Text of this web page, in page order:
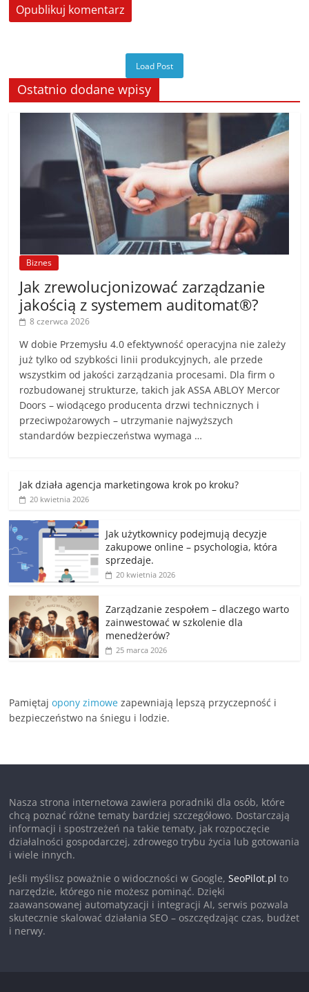
Load Post
Ostatnio dodane wpisy
Biznes
Jak zrewolucjonizować zarządzanie
jakością z systemem auditomat®?
8 czerwca 2026
W dobie Przemysłu 4.0 efektywność operacyjna nie zależy
już tylko od szybkości linii produkcyjnych, ale przede
wszystkim od jakości zarządzania procesami. Dla firm o
rozbudowanej strukturze, takich jak ASSA ABLOY Mercor
Doors – wiodącego producenta drzwi technicznych i
przeciwpożarowych – utrzymanie najwyższych
standardów bezpieczeństwa wymaga …
Jak działa agencja marketingowa krok po kroku?
20 kwietnia 2026
Jak użytkownicy podejmują decyzje
zakupowe online – psychologia, która
sprzedaje.
20 kwietnia 2026
Zarządzanie zespołem – dlaczego warto
zainwestować w szkolenie dla
menedżerów?
25 marca 2026
Pamiętajopony zimowe zapewniają lepszą przyczepność i
bezpieczeństwo na śniegu i lodzie.
Nasza strona internetowa zawiera poradniki dla osób, które
chcą poznać różne tematy bardziej szczegółowo. Dostarczają
informacji i spostrzeżeń na takie tematy, jak rozpoczęcie
działalności gospodarczej, zdrowego trybu życia lub gotowania
i wiele innych.
Jeśli myślisz poważnie o widoczności w Google,SeoPilot.pl to
narzędzie, którego nie możesz pominąć. Dzięki
zaawansowanej automatyzacji i integracji AI, serwis pozwala
skutecznie skalować działania SEO – oszczędzając czas, budżet
i nerwy.